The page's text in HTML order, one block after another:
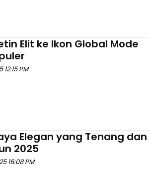
Elit ke Ikon Global Mode
12:15 PM
Elegan yang Tenang dan
2025
16:08 PM